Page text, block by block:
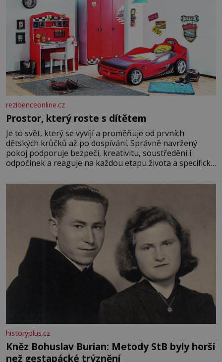
rezidenceonline.cz
Prostor, který roste s dítětem
Je to svět, který se vyvíjí a proměňuje od prvních
dětských krůčků až po dospívání. Správně navržený
pokoj podporuje bezpečí, kreativitu, soustředění i
odpočinek a reaguje na každou etapu života a specifické
měkkost a bezpečí, proto by pokoj miminka měl působit
především klidně a útulně. Předškolní věk je
historyplus.cz
Kněz Bohuslav Burian: Metody StB byly horší
než gestapácké trýznění